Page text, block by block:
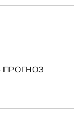
- ПРОГНОЗ